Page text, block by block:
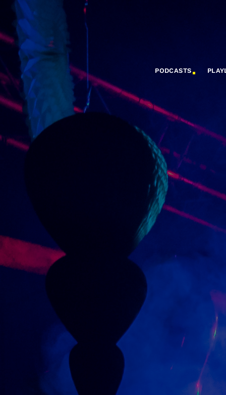
PODCASTS